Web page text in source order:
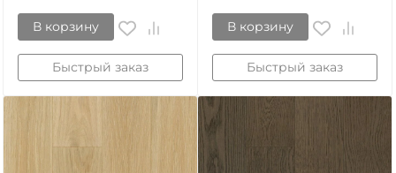
В корзину
Быстрый заказ
В корзину
Быстрый заказ